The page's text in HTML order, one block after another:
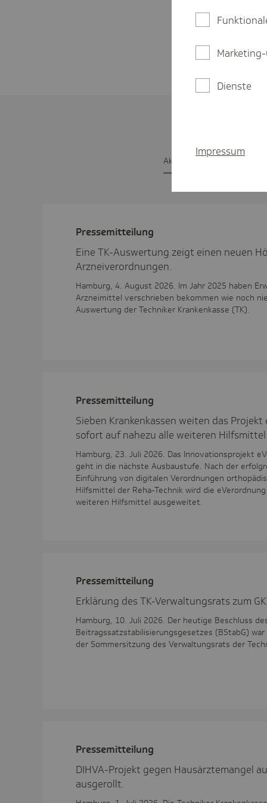
Aktu­elle Pres­se­mit­tei­lungen
Pres­se­mit­tei­lung
Eine TK-Auswertung zeigt einen neuen
Arzneiverordnungen.
Hamburg, 4. August 2026. Im Jahr 2025 haben
Arzneimittel verschrieben bekommen wie noch
Auswertung der Techniker Krankenkasse (TK).
Pres­se­mit­tei­lung
Sieben Krankenkassen weiten das
sofort auf nahezu alle weiteren Hilfsmittel
Hamburg, 23. Juli 2026. Das Innovationsprojekt
geht in die nächste Ausbaustufe. Nach der
Einführung von digitalen Verordnungen
Hilfsmittel der Reha-Technik wird die
weiteren Hilfsmittel ausgeweitet.
Pres­se­mit­tei­lung
Erklärung des TK-Verwaltungsrats zum
Hamburg, 10. Juli 2026. Der heutige Beschluss
Beitragssatzstabilisierungsgesetzes (BStabG)
der Sommersitzung des Verwaltungsrats der
Pres­se­mit­tei­lung
DIHVA-Projekt gegen Hausärztemangel
ausgerollt.
Dienste
Impressum